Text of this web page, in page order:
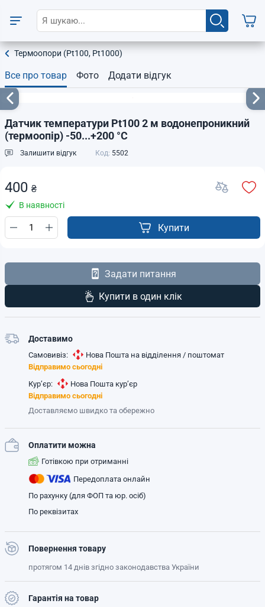
Термоопори (Pt100, Pt1000)
Все про товар Фото Додати відгук
Датчик температури Pt100 2 м водонепроникний
(термоопір) -50...+200 °C
Залишити відгук Код: 5502
400 ₴
В наявності
Купити
Задати питання
Купити в один клік
Доставимо
Самовивіз:
Нова Пошта на відділення / поштомат
Відправимо сьогодні
Кур’єр:
Нова Пошта кур’єр
Відправимо сьогодні
Доставляємо швидко та обережно
Оплатити можна
Готівкою при отриманні
Передоплата онлайн
По рахунку (для ФОП та юр. осіб)
По реквізитах
Повернення товару
протягом 14 днів згідно законодавства України
Гарантія на товар